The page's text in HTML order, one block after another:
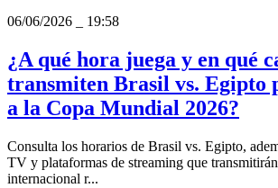
06/06/2026
19:58
¿A qué hora juega y en qué
transmiten Brasil vs. Egipto
a la Copa Mundial 2026?
Consulta los horarios de Brasil vs. Egipto,
TV y plataformas de streaming que
internacional r...